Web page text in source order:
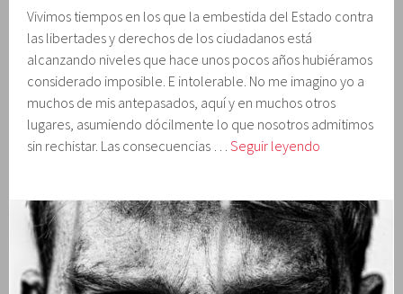
Vivimos tiempos en los que la embestida del Estado contra
las libertades y derechos de los ciudadanos está
alcanzando niveles que hace unos pocos años hubiéramos
considerado imposible. E intolerable. No me imagino yo a
muchos de mis antepasados, aquí y en muchos otros
lugares, asumiendo dócilmente lo que nosotros admitimos
sin rechistar. Las consecuencias …Seguir leyendo
nosotros